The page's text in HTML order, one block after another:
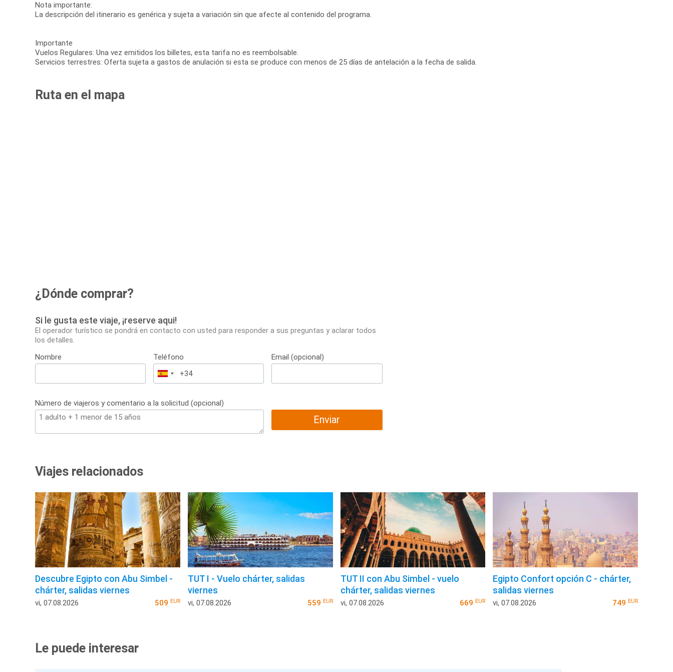
Nota importante:
La descripción del itinerario es genérica y sujeta a variación sin que afecte al contenido del programa.
Importante
Vuelos Regulares: Una vez emitidos los billetes, esta tarifa no es reembolsable.
Servicios terrestres: Oferta sujeta a gastos de anulación si esta se produce con menos de 25 días de antelación a la fecha de salida.
Ruta en el mapa
¿Dónde comprar?
Si le gusta este viaje, ¡reserve aqui!
El operador turístico se pondrá en contacto con usted para responder a sus preguntas y aclarar todos
los detalles.
Nombre
Teléfono
España
+34
Email (opcional)
Número de viajeros y comentario a la solicitud (opcional)
Enviar
Viajes relacionados
Descubre Egipto con Abu Simbel -
chárter, salidas viernes
vi, 07.08.2026 509 EUR
TUT I - Vuelo chárter, salidas
viernes
vi, 07.08.2026 559 EUR
TUT II con Abu Simbel - vuelo
chárter, salidas viernes
vi, 07.08.2026 669EUR
Egipto Confort opción C - chárter,
salidas viernes
vi, 07.08.2026 749 EUR
Le puede interesar